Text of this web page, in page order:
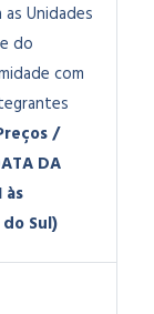
Unidades
do
com
/
DA
às
Sul)